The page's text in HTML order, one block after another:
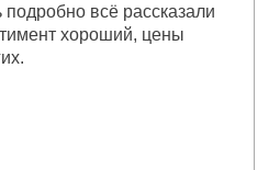
подробно всё рассказали
хороший, цены